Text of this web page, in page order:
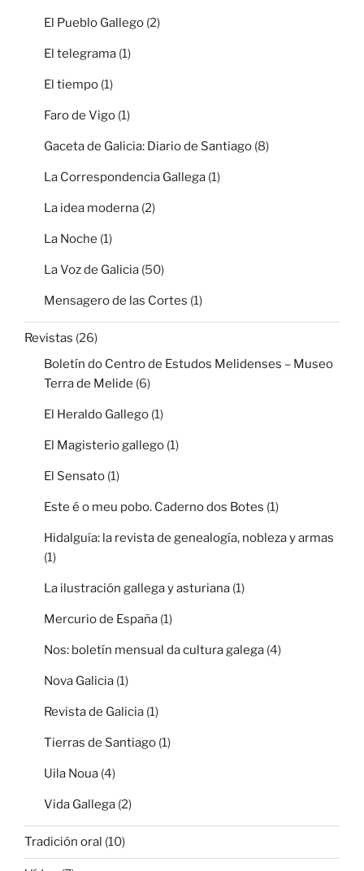
El Pueblo Gallego (2)
El telegrama (1)
El tiempo (1)
Faro de Vigo (1)
Gaceta de Galicia: Diario de Santiago (8)
La Correspondencia Gallega (1)
La idea moderna (2)
La Noche (1)
La Voz de Galicia (50)
Mensagero de las Cortes (1)
Revistas (26)
Boletín do Centro de Estudos Melidenses – Museo
Terra de Melide (6)
El Heraldo Gallego (1)
El Magisterio gallego (1)
El Sensato (1)
Este é o meu pobo. Caderno dos Botes (1)
Hidalguía: la revista de genealogía, nobleza y armas
(1)
La ilustración gallega y asturiana (1)
Mercurio de España (1)
Nos: boletín mensual da cultura galega (4)
Nova Galicia (1)
Revista de Galicia (1)
Tierras de Santiago (1)
Uila Noua (4)
Vida Gallega (2)
Tradición oral (10)